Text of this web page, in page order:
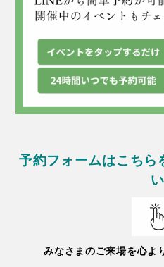
予約フォームはこちら
い
みなさまのご来場を心よ